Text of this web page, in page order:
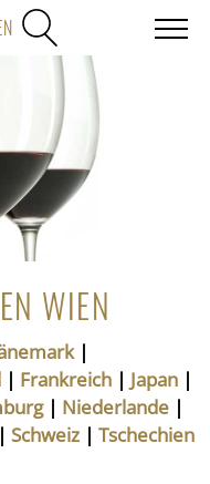
WIEN
|
| Frankreich | Japan |
| Niederlande |
| Schweiz |Tschechien